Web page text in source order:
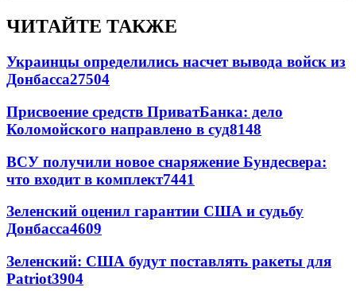
ЧИТАЙТЕ ТАКЖЕ
Украинцы определились насчет вывода войск из
Донбасса27504
Присвоение средств ПриватБанка: дело
Коломойского направлено в суд8148
ВСУ получили новое снаряжение Бундесвера:
что входит в комплект7441
Зеленский оценил гарантии США и судьбу
Донбасса4609
Зеленский: США будут поставлять ракеты для
Patriot3904